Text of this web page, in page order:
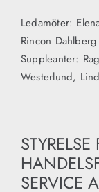
Ledamöter:
Rincon Dahlberg
Suppleanter:
Westerlund,
STYRELSE
SERVICE